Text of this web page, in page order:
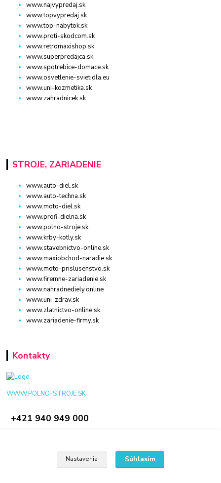
www.najvypredaj.sk
www.topvypredaj.sk
www.top-nabytok.sk
www.proti-skodcom.sk
www.retromaxishop.sk
www.superpredajca.sk
www.spotrebice-domace.sk
www.osvetlenie-svietidla.eu
www.uni-kozmetika.sk
www.zahradnicek.sk
STROJE, ZARIADENIE
www.auto-diel.sk
www.auto-techna.sk
www.moto-diel.sk
www.profi-dielna.sk
www.polno-stroje.sk
www.krby-kotly.sk
www.stavebnictvo-online.sk
www.maxiobchod-naradie.sk
www.moto-prislusenstvo.sk
www.firemne-zariadenie.sk
www.nahradnediely.online
www.uni-zdrav.sk
www.zlatnictvo-online.sk
www.zariadenie-firmy.sk
Kontakty
WWW.POLNO-STROJE.SK
+421 940 949 000
Nastavenia Súhlasím